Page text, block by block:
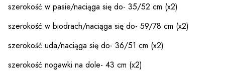
szerokość w pasie/naciąga się do- 35/52 cm (x2)
szerokość w biodrach/naciąga się do- 59/78 cm (x2)
szerokość uda/naciąga się do- 36/51 cm (x2)
szerokość nogawki na dole- 43 cm (x2)